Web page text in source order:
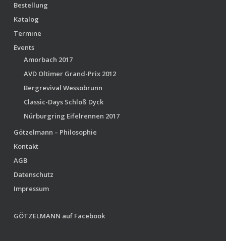
Bestellung
Katalog
Termine
Events
Amorbach 2017
AVD Oltimer Grand-Prix 2012
Bergrevival Wessobrunn
Classic-Days Schloß Dyck
Nürburgring Eifelrennen 2017
Götzelmann – Philosophie
Kontakt
AGB
Datenschutz
Impressum
GÖTZELMANN auf Facebook